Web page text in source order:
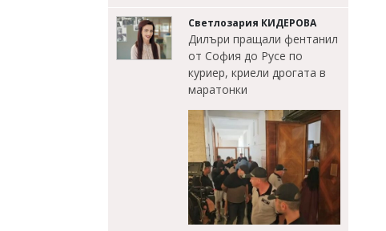
Светлозария КИДЕРОВА
Дилъри пращали фентанил
от София до Русе по
куриер, криели дрогата в
маратонки